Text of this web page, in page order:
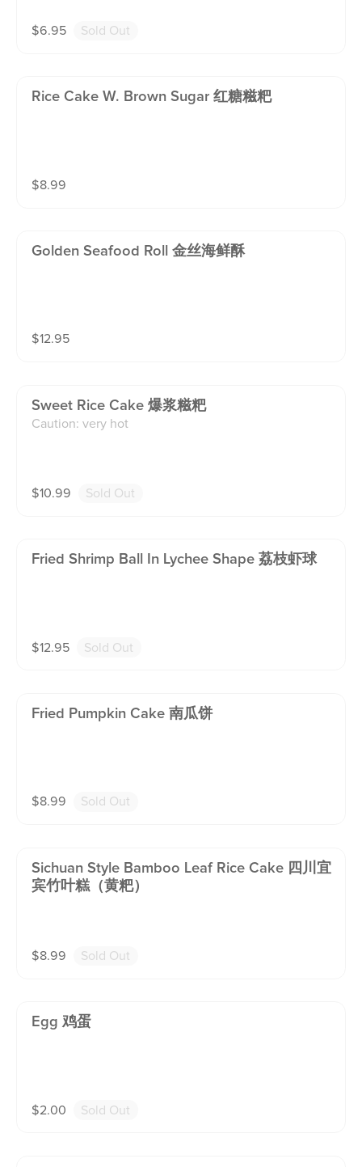
$6.95 Sold Out
Rice Cake W. Brown Sugar 红糖糍粑
$8.99
Golden Seafood Roll 金丝海鲜酥
$12.95
Sweet Rice Cake 爆浆糍粑
Caution: very hot
$10.99 Sold Out
Fried Shrimp Ball In Lychee Shape 荔枝虾球
$12.95 Sold Out
Fried Pumpkin Cake 南瓜饼
$8.99 Sold Out
Sichuan Style Bamboo Leaf Rice Cake 四川宜
宾竹叶糕（黄粑）
$8.99 Sold Out
Egg 鸡蛋
$2.00 Sold Out